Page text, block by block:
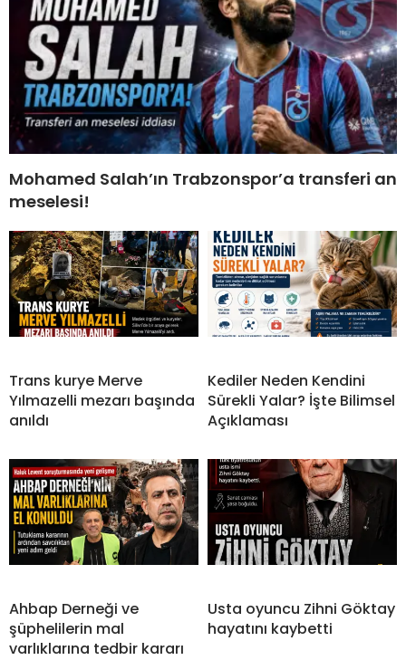
Mohamed Salah’ın Trabzonspor’a transferi an
meselesi!
Trans kurye Merve
Yılmazelli mezarı başında
anıldı
Kediler Neden Kendini
Sürekli Yalar? İşte Bilimsel
Açıklaması
Ahbap Derneği ve
şüphelilerin mal
varlıklarına tedbir kararı
Usta oyuncu Zihni Göktay
hayatını kaybetti